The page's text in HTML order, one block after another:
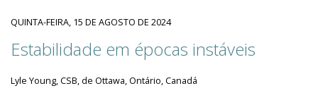
QUINTA-FEIRA, 15 DE AGOSTO DE 2024
Estabilidade em épocas instáveis
Lyle Young, CSB, de Ottawa, Ontário, Canadá